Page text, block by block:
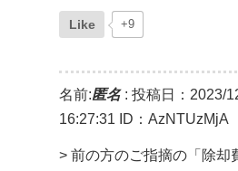
Like +9
名前:匿名: 投稿日：2023/
16:27:31
ID：AzNTUzMjA
> 前の方のご指摘の「除却